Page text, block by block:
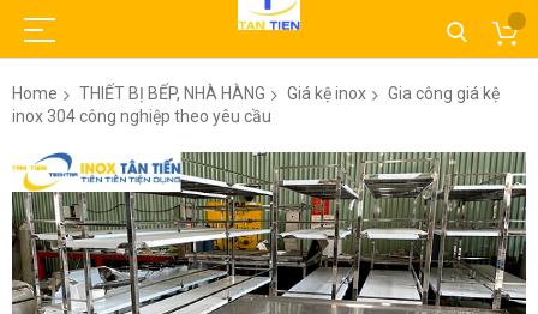
Home THIẾT BỊ BẾP, NHÀ HÀNG Giá kệ inox
Gia công giá kệ
inox 304 công nghiệp theo yêu cầu
Skip
to
the
end
of
the
images
gallery